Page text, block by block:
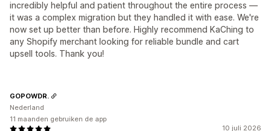
incredibly helpful and patient throughout the entire process —
it was a complex migration but they handled it with ease. We're
now set up better than before. Highly recommend KaChing to
any Shopify merchant looking for reliable bundle and cart
upsell tools. Thank you!
10 juli 2026
GOPOWDR.
Nederland
11 maanden gebruiken de app